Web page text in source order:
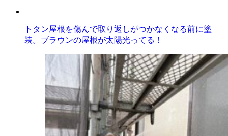
トタン屋根を傷んで取り返しがつかなくなる前に塗
装。ブラウンの屋根が太陽光ってる！